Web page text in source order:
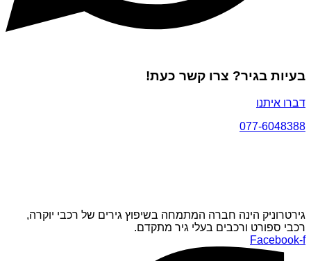
בעיות בגיר? צרו קשר כעת!
דברו איתנו
077-6048388
גירטרוניק הינה חברה המתמחה בשיפוץ גירים של רכבי יוקרה,
רכבי ספורט ורכבים בעלי גיר מתקדם.
Facebook-f